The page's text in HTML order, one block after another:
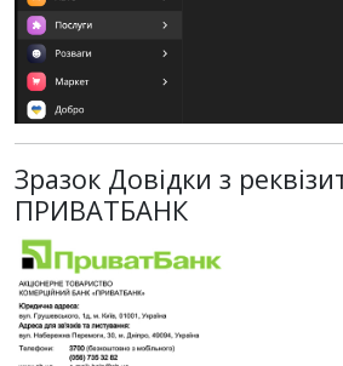
Зразок Довідки з
ПРИВАТБАНК